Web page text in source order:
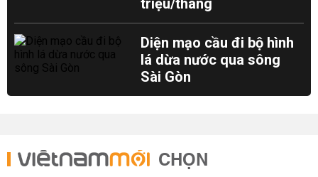
triệu/tháng
Diện mạo cầu đi bộ hình
lá dừa nước qua sông
Sài Gòn
CHỌN